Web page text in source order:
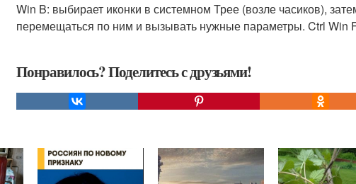
Win B: выбирает иконки в системном Трее (возле часиков),
перемещаться по ним и вызывать нужные параметры. Ctrl Win
Понравилось? Поделитесь с друзьями!